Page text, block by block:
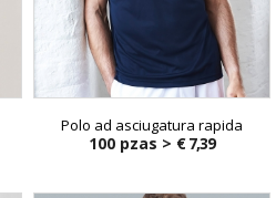
Polo ad asciugatura rapida
100 pzas > € 7,39